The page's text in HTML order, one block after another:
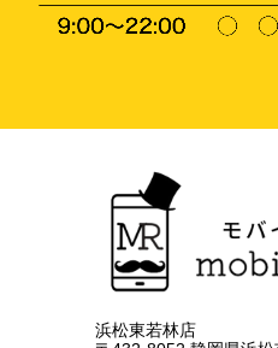
浜松東若林店